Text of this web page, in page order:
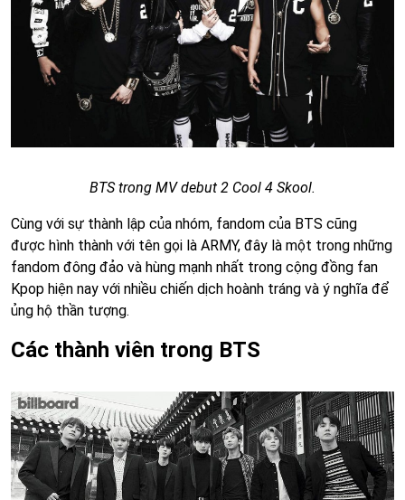
BTS trong MV debut 2 Cool 4 Skool.
Cùng với sự thành lập của nhóm, fandom của BTS cũng
được hình thành với tên gọi là ARMY, đây là một trong những
fandom đông đảo và hùng mạnh nhất trong cộng đồng fan
Kpop hiện nay với nhiều chiến dịch hoành tráng và ý nghĩa để
ủng hộ thần tượng.
Các thành viên trong BTS